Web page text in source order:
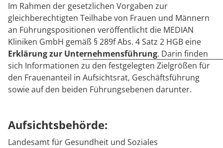
Im Rahmen der gesetzlichen Vorgaben zur
gleichberechtigten Teilhabe von Frauen und Männern
an Führungspositionen veröffentlicht die MEDIAN
Kliniken GmbH gemäß § 289f Abs. 4 Satz 2 HGB eine
Erklärung zur Unternehmensführung. Darin finden
sich Informationen zu den festgelegten Zielgrößen für
den Frauenanteil in Aufsichtsrat, Geschäftsführung
sowie auf den beiden Führungsebenen darunter.
Aufsichtsbehörde:
Landesamt für Gesundheit und Soziales